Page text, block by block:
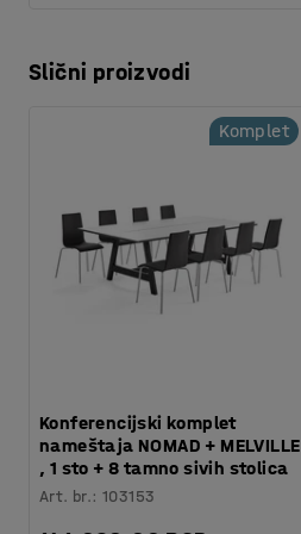
Slični proizvodi
Komplet
Konferencijski komplet
nameštaja NOMAD + MELVILLE
, 1 sto + 8 tamno sivih stolica
Art. br.:103153